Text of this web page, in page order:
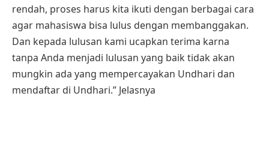
rendah, proses harus kita ikuti dengan berbagai cara
agar mahasiswa bisa lulus dengan membanggakan.
Dan kepada lulusan kami ucapkan terima karna
tanpa Anda menjadi lulusan yang baik tidak akan
mungkin ada yang mempercayakan Undhari dan
mendaftar di Undhari.” Jelasnya